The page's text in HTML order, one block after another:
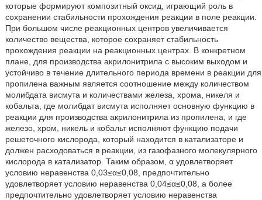
которые формируют композитный оксид, играющий роль в
сохранении стабильности прохождения реакции в поле реакции.
При большом числе реакционных центров увеличивается
количество вещества, которое сохраняет стабильность
прохождения реакции на реакционных центрах. В конкретном
плане, для производства акрилонитрила с высоким выходом и
устойчиво в течение длительного периода времени в реакции для
пропилена важным является соотношение между количеством
молибдата висмута и количествами железа, хрома, никеля и
кобальта, где молибдат висмута исполняет основную функцию в
реакции для производства акрилонитрила из пропилена, и где
железо, хром, никель и кобальт исполняют функцию подачи
решеточного кислорода, который находится в катализаторе и
должен расходоваться в реакции, из газофазного молекулярного
кислорода в катализатор. Таким образом, α удовлетворяет
условию неравенства 0,03≤α≤0,08, предпочтительно
удовлетворяет условию неравенства 0,04≤α≤0,08, а более
предпочтительно удовлетворяет условию неравенства